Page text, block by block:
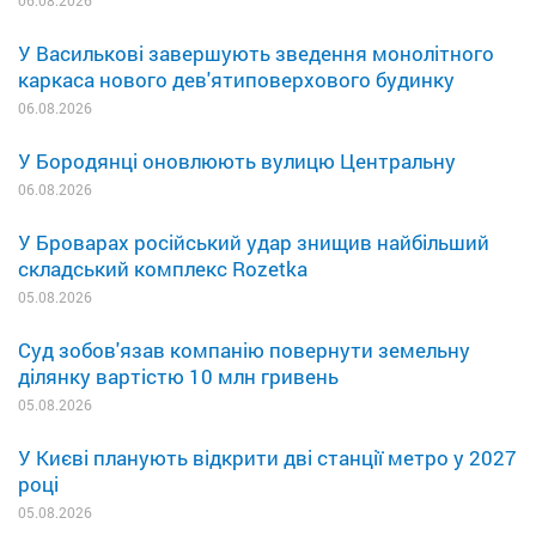
У Василькові завершують зведення монолітного
каркаса нового дев'ятиповерхового будинку
06.08.2026
У Бородянці оновлюють вулицю Центральну
06.08.2026
У Броварах російський удар знищив найбільший
складський комплекс Rozetka
05.08.2026
Суд зобов'язав компанію повернути земельну
ділянку вартістю 10 млн гривень
05.08.2026
У Києві планують відкрити дві станції метро у 2027
році
05.08.2026